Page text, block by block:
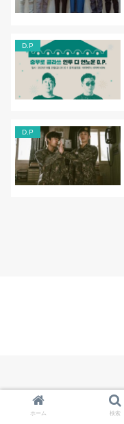
D.P
D.P
ホーム 検索